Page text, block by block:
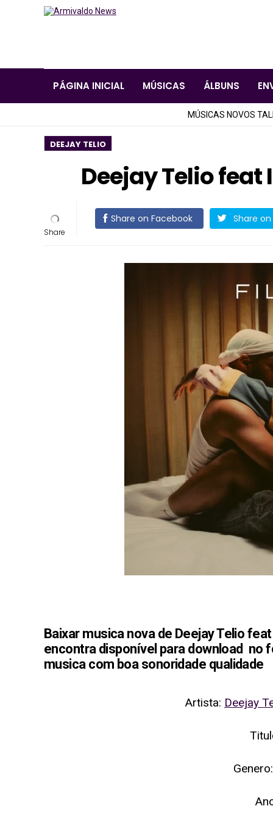
PÁGINA INICIAL MÚSICAS ÁLBUNS
MÚSICAS NOVOS
DEEJAY TELIO
Deejay Telio
Share on Facebook Share
Baixar musica nova de Deejay Telio
encontra disponível para download no
musica com boa sonoridade qualidade
Artista: Deejay